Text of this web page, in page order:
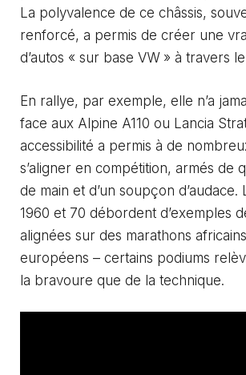
La polyvalence de ce châssis,
renforcé, a permis de créer une
d’autos « sur base VW » à travers
En rallye, par exemple, elle n’a
face aux Alpine A110 ou Lancia
accessibilité a permis à de
s’aligner en compétition, armés de
de main et d’un soupçon d’audace.
1960 et 70 débordent d’exemples
alignées sur des marathons
européens – certains podiums
la bravoure que de la technique.